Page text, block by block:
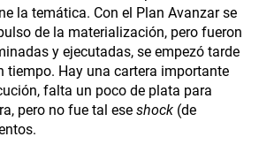
la temática. Con el Plan Avanzar se
de la materialización, pero fueron
y ejecutadas, se empezó tarde
tiempo. Hay una cartera importante
falta un poco de plata para
pero no fue tal ese shock (de